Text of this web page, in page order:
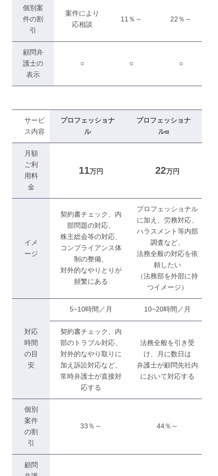
個別案
件の割
引
案件により
応相談
11％～ 22％～
顧問弁
護士の
表示
○ ○ ○
サービ
ス内容
プロフェッショナ
ル
プロフェッショナ
ルα
月額
ご利
用料
金
11万円 22万円
イメ
ージ
契約書チェック、内
部問題の対応、
株主総会等の対応、
コンプライアンス体
制の整備、
対外的なやりとりが
頻繁にある
プロフェッショナル
に加え、労務対応、
ハラスメント等内部
調査など、
法務全般の対応を依
頼したい
（法務部を外部に持
つイメージ）
対応
時間
の目
安
5~10時間／月 10~20時間／月
契約書チェック、内
部のトラブル対応、
対外的なやり取りに
加え訴訟対応など、
常時弁護士が直接対
応する
法務全般を引き受
け、月に数日は
弁護士が顧問先社内
において対応する
個別
案件
の割
引
33％～ 44％～
顧問